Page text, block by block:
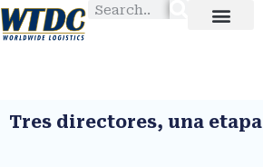
Tres directores, una etapa